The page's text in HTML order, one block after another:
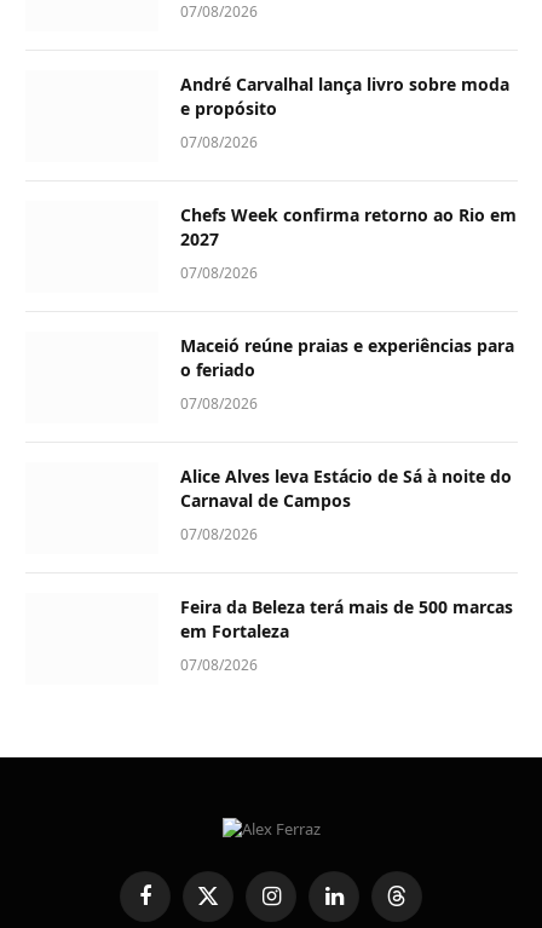
07/08/2026
André Carvalhal lança livro sobre moda
e propósito
07/08/2026
Chefs Week confirma retorno ao Rio em
2027
07/08/2026
Maceió reúne praias e experiências para
o feriado
07/08/2026
Alice Alves leva Estácio de Sá à noite do
Carnaval de Campos
07/08/2026
Feira da Beleza terá mais de 500 marcas
em Fortaleza
07/08/2026
FacebookX
InstagramLinkedInThreads